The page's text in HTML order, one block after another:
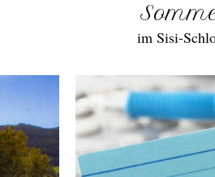
im Sisi-